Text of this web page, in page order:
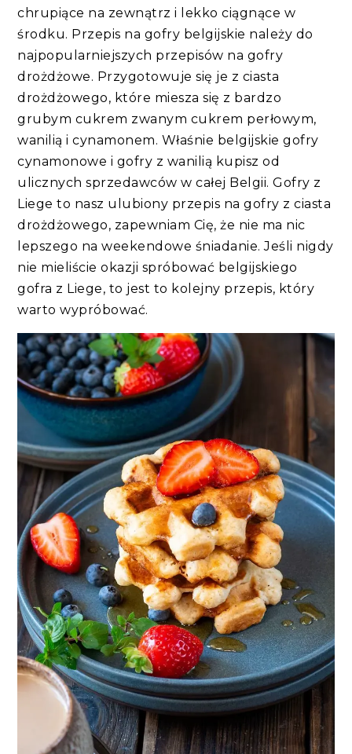
chrupiące na zewnątrz i lekko ciągnące w
środku. Przepis na gofry belgijskie należy do
najpopularniejszych przepisów na gofry
drożdżowe. Przygotowuje się je z ciasta
drożdżowego, które miesza się z bardzo
grubym cukrem zwanym cukrem perłowym,
wanilią i cynamonem. Właśnie belgijskie gofry
cynamonowe i gofry z wanilią kupisz od
ulicznych sprzedawców w całej Belgii. Gofry z
Liege to nasz ulubiony przepis na gofry z ciasta
drożdżowego, zapewniam Cię, że nie ma nic
lepszego na weekendowe śniadanie. Jeśli nigdy
nie mieliście okazji spróbować belgijskiego
gofra z Liege, to jest to kolejny przepis, który
warto wypróbować.